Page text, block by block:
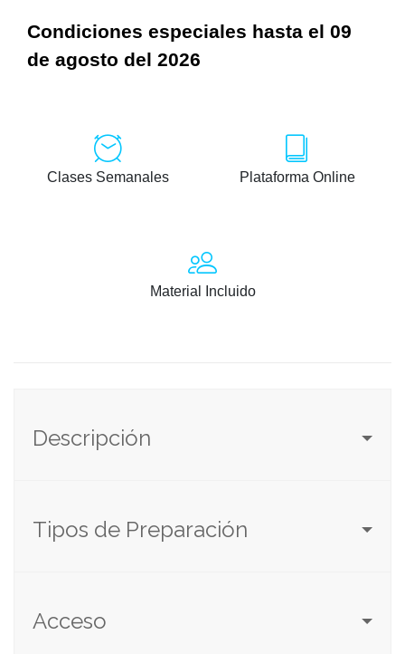
Condiciones especiales hasta el 09
de agosto del 2026
Clases Semanales Plataforma Online
Material Incluido
Descripción
Tipos de Preparación
Acceso